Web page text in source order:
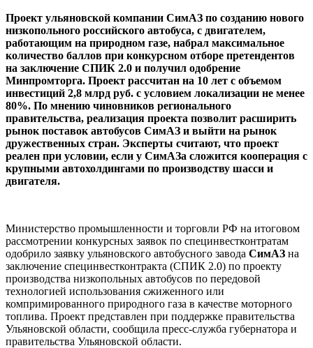
Проект ульяновской компании СимАЗ по созданию нового
низкопольного российского автобуса, с двигателем,
работающим на природном газе, набрал максимальное
количество баллов при конкурсном отборе претендентов
на заключение СПИК 2.0 и получил одобрение
Минпромторга. Проект рассчитан на 10 лет с объемом
инвестиций 2,8 млрд руб. с условием локализации не менее
80%. По мнению чиновников регионального
правительства, реализация проекта позволит расширить
рынок поставок автобусов СимАЗ и выйти на рынок
дружественных стран. Эксперты считают, что проект
реален при условии, если у СимАЗа сложится кооперация с
крупными автохолдингами по производству шасси и
двигателя.
Министерство промышленности и торговли РФ на итоговом
рассмотрении конкурсных заявок по специнвестконтратам
одобрило заявку ульяновского автобусного завода СимАЗ на
заключение специнвестконтракта (СПИК 2.0) по проекту
производства низкопольных автобусов по передовой
технологией использования сжиженного или
компримированного природного газа в качестве моторного
топлива. Проект представлен при поддержке правительства
Ульяновской области, сообщила пресс-служба губернатора и
правительства Ульяновской ­области.